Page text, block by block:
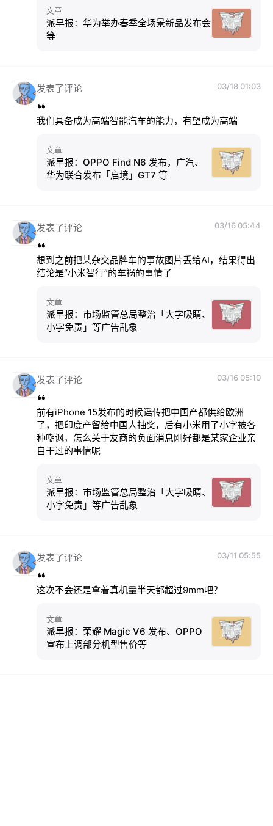
文章
派早报：华为举办春季全场景新品发布会
等
发表了评论 03/18 01:03
我们具备成为高端智能汽车的能力，有望成为高端
文章
派早报：OPPO Find N6 发布，广汽、
华为联合发布「启境」GT7 等
发表了评论 03/16 05:44
想到之前把某杂交品牌车的事故图片丢给AI，结果得出
结论是“小米智行”的车祸的事情了
文章
派早报：市场监管总局整治「大字吸睛、
小字免责」等广告乱象
发表了评论 03/16 05:10
前有iPhone 15发布的时候谣传把中国产都供给欧洲
了，把印度产留给中国人抽奖，后有小米用了小字被各
种嘲讽，怎么关于友商的负面消息刚好都是某家企业亲
自干过的事情呢
文章
派早报：市场监管总局整治「大字吸睛、
小字免责」等广告乱象
发表了评论 03/11 05:55
这次不会还是拿着真机量半天都超过9mm吧？
文章
派早报：荣耀 Magic V6 发布、OPPO
宣布上调部分机型售价等